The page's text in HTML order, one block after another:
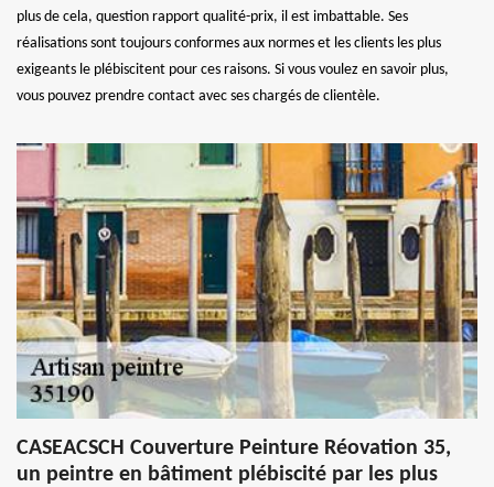
plus de cela, question rapport qualité-prix, il est imbattable. Ses
réalisations sont toujours conformes aux normes et les clients les plus
exigeants le plébiscitent pour ces raisons. Si vous voulez en savoir plus,
vous pouvez prendre contact avec ses chargés de clientèle.
CASEACSCH Couverture Peinture Réovation 35,
un peintre en bâtiment plébiscité par les plus